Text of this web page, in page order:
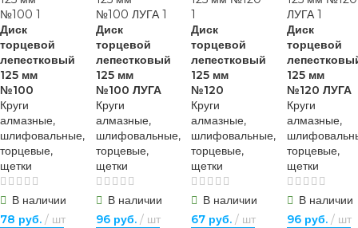
Диск
торцевой
лепестковый
125 мм
№100
Круги
алмазные,
шлифовальные,
торцевые,
щетки
В наличии
78 руб. шт
Диск
торцевой
лепестковый
125 мм
№100 ЛУГА
Круги
алмазные,
шлифовальные,
торцевые,
щетки
В наличии
96руб. шт
Диск
торцевой
лепестковый
125 мм
№120
Круги
алмазные,
шлифовальные,
торцевые,
щетки
В наличии
67 руб. шт
Диск
торцевой
125 мм
№120 ЛУГА
Круги
алмазные,
торцевые,
щетки
В наличии
96руб. шт